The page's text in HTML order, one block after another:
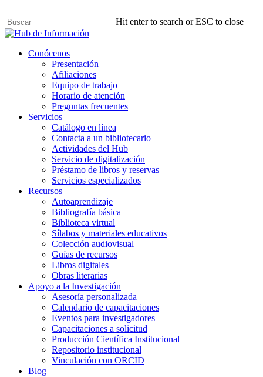
to
main
content
Hit enter to search or ESC to close
Close
Menu
Conócenos
Presentación
Afiliaciones
Equipo de trabajo
Horario de atención
Preguntas frecuentes
Servicios
Catálogo en línea
Contacta a un bibliotecario
Actividades del Hub
Servicio de digitalización
Préstamo de libros y reservas
Servicios especializados
Recursos
Autoaprendizaje
Bibliografía básica
Biblioteca virtual
Sílabos y materiales educativos
Colección audiovisual
Guías de recursos
Libros digitales
Obras literarias
Apoyo a la Investigación
Asesoría personalizada
Calendario de capacitaciones
Eventos para investigadores
Capacitaciones a solicitud
Producción Científica Institucional
Repositorio institucional
Vinculación con ORCID
Blog